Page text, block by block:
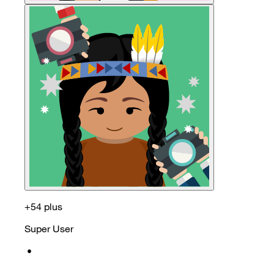
+54 plus
Super User
•